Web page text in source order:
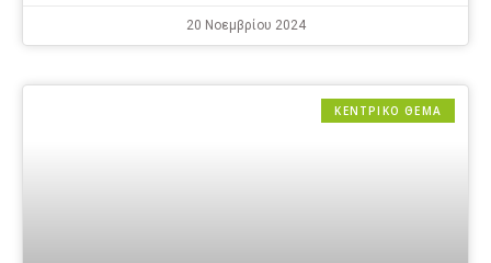
20 Νοεμβρίου 2024
ΚΕΝΤΡΙΚΟ ΘΕΜΑ